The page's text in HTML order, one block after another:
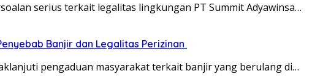
serius terkait legalitas lingkungan PT Summit Adyawinsa…
Banjir dan Legalitas Perizinan
pengaduan masyarakat terkait banjir yang berulang di…